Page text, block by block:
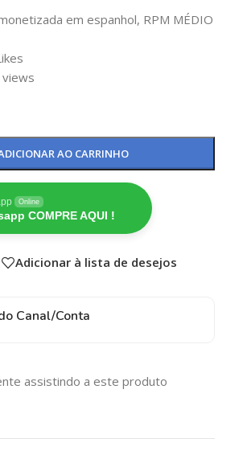
em espanhol, RPM MÉDIO
AO CARRINHO
Online
COMPRE AQUI !
Adicionar à lista de desejos
Canal/Conta
assistindo a este produto